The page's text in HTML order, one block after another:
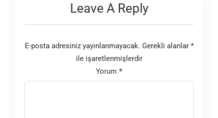
Leave A Reply
E-posta adresiniz yayınlanmayacak. Gerekli alanlar *
ile işaretlenmişlerdir
Yorum *